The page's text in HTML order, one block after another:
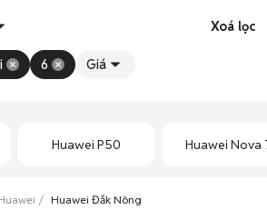
Xoá lọc
6 Giá
Huawei P50 Huawei Nova
Huawei Đắk Nông